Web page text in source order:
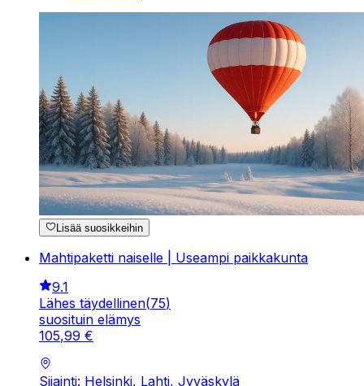
Lisää suosikkeihin
Mahtipaketti naiselle | Useampi paikkakunta
9.1
Lähes täydellinen(75)
suosituin elämys
105,99 €
Sijainti: Helsinki, Lahti, Jyväskylä